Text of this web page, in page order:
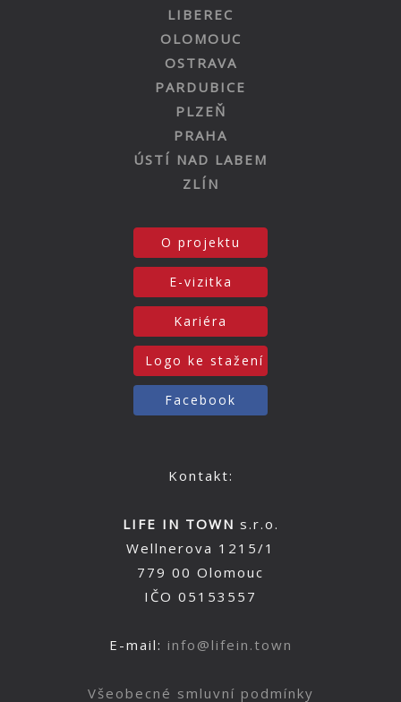
LIBEREC
OLOMOUC
OSTRAVA
PARDUBICE
PLZEŇ
PRAHA
ÚSTÍ NAD LABEM
ZLÍN
O projektu
E-vizitka
Kariéra
Logo ke stažení
Facebook
Kontakt:
LIFE IN TOWN s.r.o.
Wellnerova 1215/1
779 00 Olomouc
IČO 05153557
E-mail: info@lifein.town
Všeobecné smluvní podmínky